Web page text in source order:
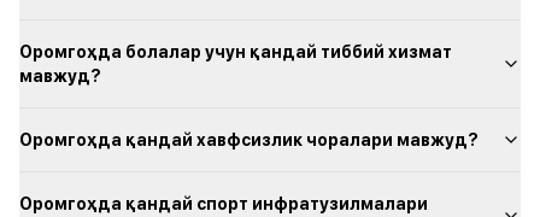
Оромгоҳда болалар учун қандай тиббий хизмат
мавжуд?
Оромгоҳда қандай хавфсизлик чоралари мавжуд?
Оромгоҳда қандай спорт инфратузилмалари